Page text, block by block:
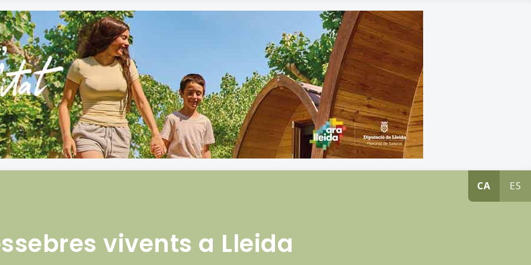
CA ES
vivents a Lleida